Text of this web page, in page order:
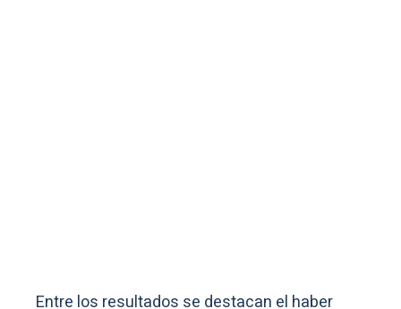
Entre los resultados se destacan el haber